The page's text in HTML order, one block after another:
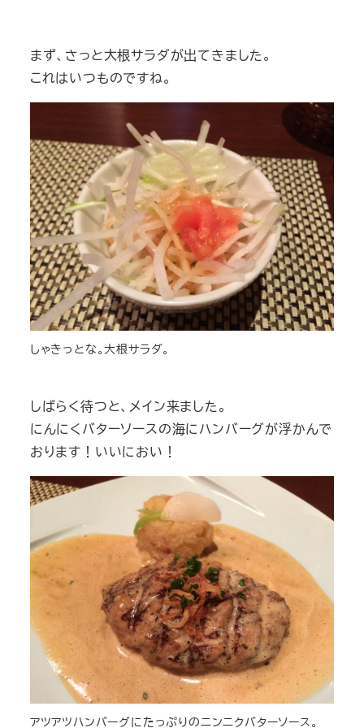
まず、さっと大根サラダが出てきました。
これはいつものですね。
しゃきっとな。大根サラダ。
しばらく待つと、メイン来ました。
にんにくバターソースの海にハンバーグが浮かんで
おります！いいにおい！
アツアツハンバーグにたっぷりのニンニクバターソース。